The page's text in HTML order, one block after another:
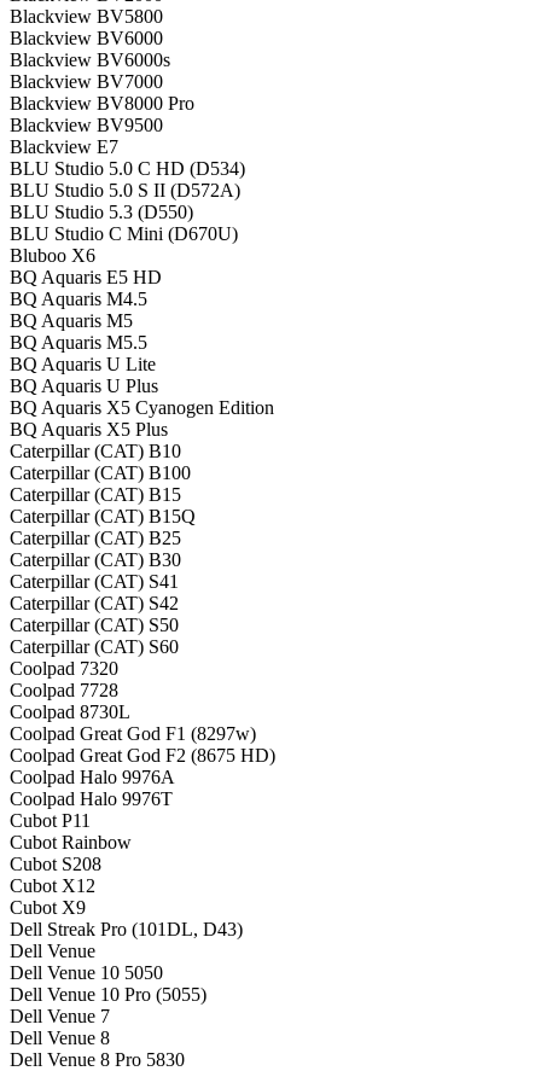
Blackview BV5800
Blackview BV6000
Blackview BV6000s
Blackview BV7000
Blackview BV8000 Pro
Blackview BV9500
Blackview E7
BLU Studio 5.0 C HD (D534)
BLU Studio 5.0 S II (D572A)
BLU Studio 5.3 (D550)
BLU Studio C Mini (D670U)
Bluboo X6
BQ Aquaris E5 HD
BQ Aquaris M4.5
BQ Aquaris M5
BQ Aquaris M5.5
BQ Aquaris U Lite
BQ Aquaris U Plus
BQ Aquaris X5 Cyanogen Edition
BQ Aquaris X5 Plus
Caterpillar (CAT) B10
Caterpillar (CAT) B100
Caterpillar (CAT) B15
Caterpillar (CAT) B15Q
Caterpillar (CAT) B25
Caterpillar (CAT) B30
Caterpillar (CAT) S41
Caterpillar (CAT) S42
Caterpillar (CAT) S50
Caterpillar (CAT) S60
Coolpad 7320
Coolpad 7728
Coolpad 8730L
Coolpad Great God F1 (8297w)
Coolpad Great God F2 (8675 HD)
Coolpad Halo 9976A
Coolpad Halo 9976T
Cubot P11
Cubot Rainbow
Cubot S208
Cubot X12
Cubot X9
Dell Streak Pro (101DL, D43)
Dell Venue
Dell Venue 10 5050
Dell Venue 10 Pro (5055)
Dell Venue 7
Dell Venue 8
Dell Venue 8 Pro 5830